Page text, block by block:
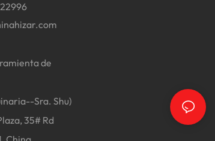
de
Sra. Shu)
35# Rd